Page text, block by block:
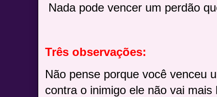
Nada pode vencer um perdão
Três observações:
Não pense porque você venceu
contra o inimigo ele não vai mais